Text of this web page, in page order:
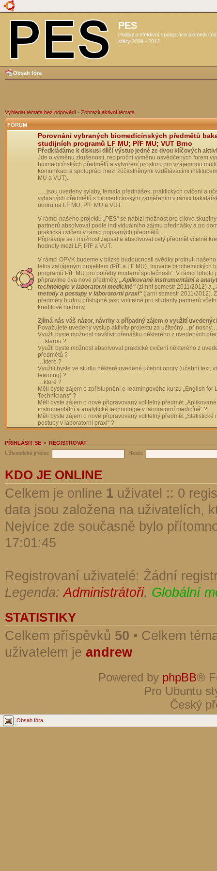
PES
Podpora efektivní spolupráce
sféry 2009 - 2012
Obsah fóra
Vyhledat témata bez odpovědí • Zobrazit aktivní témata
FÓRUM
Porovnání vybraných biomedicínských předmětů
studijních programů LF MU; PřF MU; VUT Brno
Předkládáme k diskusi dílčí výstup jedné ze dvou klíčových
Jde o výměnu zkušeností, reciproční výměnu osvědčených forem
biomedicínských předmětů a vytvoření prostoru pro vzájemnou
komunikaci a spolupráci mezi zúčastněnými vzdělávacími
MU a VUT).
…..jsou uvedeny sylaby, témata přednášek, praktických cvičení a
vybraných předmětů s biomedicínským zaměřením v rámci
oborů na LF MU, PřF MU a VUT.
V rámci našeho projektu „PES“ se nabízí možnost pro cílové
partnerů absolvovat podle individuálního zájmu přednášky a po
praktická cvičení v rámci popsaných předmětů.
Připravuje se i možnost zapsat a absolvovat celý předmět včetně
hodnoty mezi LF, PřF a VUT.
V rámci OPVK budeme v blízké budoucnosti svědky prolnutí
letos zahájeným projektem (PřF a LF MU) „Inovace biochemických
programů PřF MU pro potřeby moderní společnosti“. V rámci tohoto
připravíme dva nové předměty „Aplikované instrumentální a
technologie v laboratorní medicíně“ (zimní semestr 2011/2012) a
metody a postupy v laboratorní praxi“ (jarní semestr 2011/2012).
předměty budou přístupné jako volitelné pro studenty partnerů
kreditové hodnoty.
Zjímá nás váš názor, návrhy a případný zájem o využití
Považujete uvedený výstup aktivity projektu za
Využli byste možnost navštívit přenášku některého z uvedených
….kterou ?
Využli byste možnost absolvovat praktické cvičení některého z
předmětů ?
…které ?
Využili byste ve studiu některé uvedené učební opory (učební text,
learning) ?
…které ?
Měli byste zájem o zpřístupnění e-learningového kurzu „English for
Technicians“ ?
Měli byste zájem o nově připravovaný volitelný předmět „Aplikované
instrumentální a analytické technologie v laboratorní medicíně“ ?
Měli byste zájem o nově připravovaný volitelný předmět „Statistické
postupy v laboratorní praxi“ ?
PŘIHLÁSIT SE • REGISTROVAT
Uživatelské jméno:
Heslo:
KDO JE ONLINE
Celkem je online 1 uživatel :: 0
data jsou založena na uživatelích,
Nejvíce zde současně bylo
17:01:45
Registrovaní uživatelé: Žádní
Legenda:Administrátoři, Globální
STATISTIKY
Celkem příspěvků 50 • Celkem
uživatelem je andrew
Powered by phpBB®
Pro Ubuntu
Český
Obsah fóra